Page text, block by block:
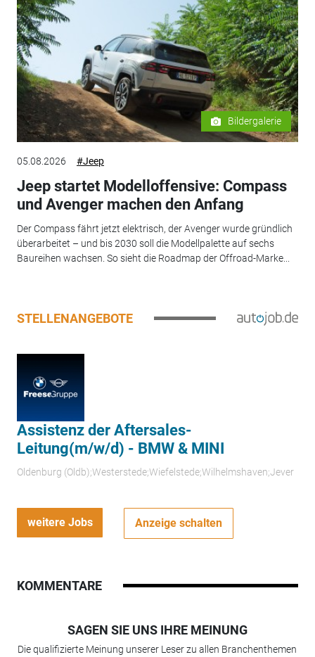
Bildergalerie
05.08.2026 #Jeep
Jeep startet Modelloffensive: Compass
und Avenger machen den Anfang
Der Compass fährt jetzt elektrisch, der Avenger wurde gründlich
überarbeitet – und bis 2030 soll die Modellpalette auf sechs
Baureihen wachsen. So sieht die Roadmap der Offroad-Marke...
STELLENANGEBOTE
Assistenz der Aftersales-
Leitung(m/w/d) - BMW & MINI
Oldenburg (Oldb);Westerstede;Wiefelstede;Wilhelmshaven;Jever
weitere Jobs Anzeige schalten
KOMMENTARE
SAGEN SIE UNS IHRE MEINUNG
Die qualifizierte Meinung unserer Leser zu allen Branchenthemen